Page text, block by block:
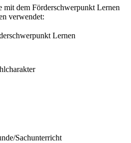
mit dem Förderschwerpunkt Lernen
verwendet:
Lernen
Sachunterricht